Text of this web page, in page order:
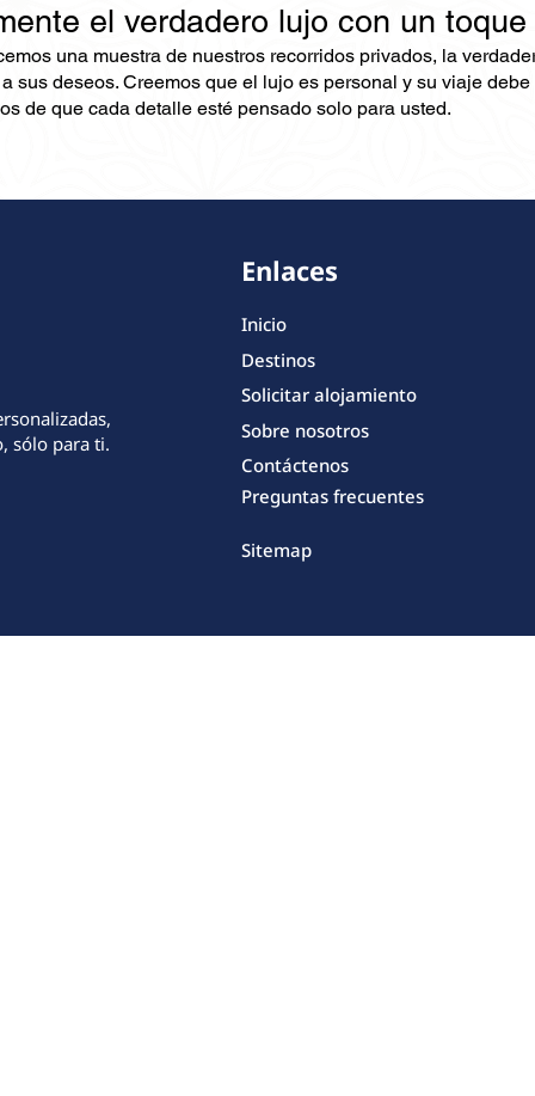
el verdadero lujo con un
una muestra de nuestros recorridos privados, la
sus deseos. Creemos que el lujo es personal y su viaje
de que cada detalle esté pensado solo para usted.
sólo para ti.
Enlaces
Inicio
Destinos
Solicitar alojamiento
Sobre nosotros
Contáctenos
Preguntas frecuentes
Sitemap